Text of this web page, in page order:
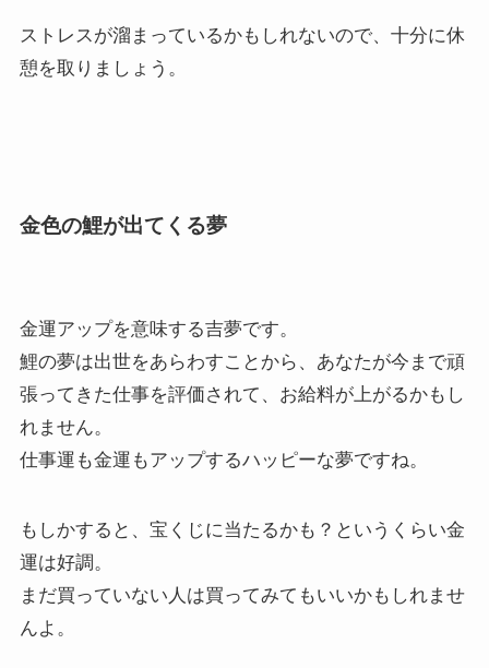
ストレスが溜まっているかもしれないので、十分に休
憩を取りましょう。
金色の鯉が出てくる夢
金運アップを意味する吉夢です。
鯉の夢は出世をあらわすことから、あなたが今まで頑
張ってきた仕事を評価されて、お給料が上がるかもし
れません。
仕事運も金運もアップするハッピーな夢ですね。
もしかすると、宝くじに当たるかも？というくらい金
運は好調。
まだ買っていない人は買ってみてもいいかもしれませ
んよ。